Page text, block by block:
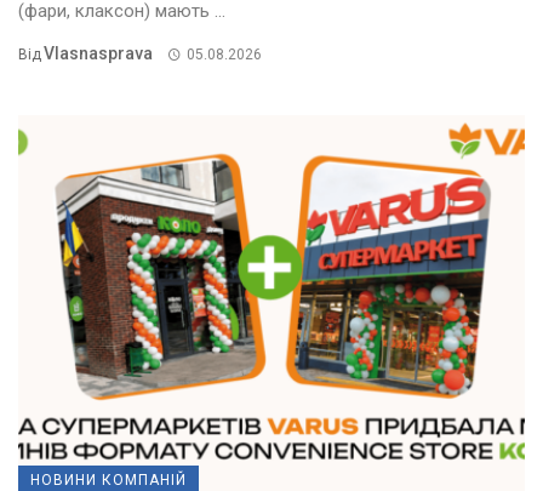
(фари, клаксон) мають ...
ВідVlasnasprava 05.08.2026
НОВИНИ КОМПАНІЙ